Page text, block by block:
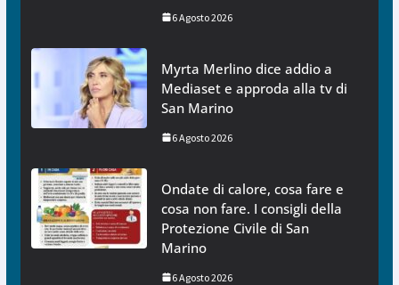
6 Agosto 2026
Myrta Merlino dice addio a
Mediaset e approda alla tv di
San Marino
6 Agosto 2026
Ondate di calore, cosa fare e
cosa non fare. I consigli della
Protezione Civile di San
Marino
6 Agosto 2026